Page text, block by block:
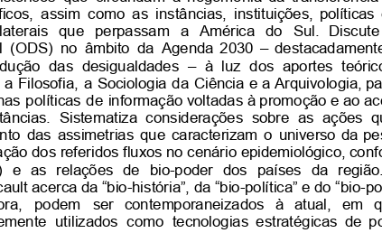
assim como as instâncias, instituições, políticas
que perpassam a América do Sul. Discute
(ODS) no âmbito da Agenda 2030 –
das desigualdades – à luz dos aportes
a Filosofia, a Sociologia da Ciência e a Arquivologia,
políticas de informação voltadas à promoção e ao
Sistematiza considerações sobre as ações
das assimetrias que caracterizam o universo da
dos referidos fluxos no cenário epidemiológico,
e as relações de bio-poder dos países da região.
acerca da “bio-história”, da “bio-política” e do “bio-
podem ser contemporaneizados à atual, em
utilizados como tecnologias estratégicas de